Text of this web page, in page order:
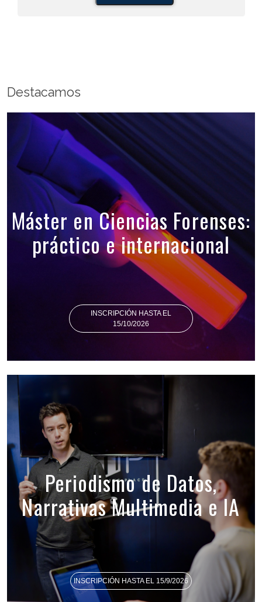
Destacamos
Máster en Ciencias Forenses:
práctico e internacional
INSCRIPCIÓN HASTA EL
15/10/2026
Periodismo de Datos,
Narrativas Multimedia e IA
INSCRIPCIÓN HASTA EL 15/9/2026